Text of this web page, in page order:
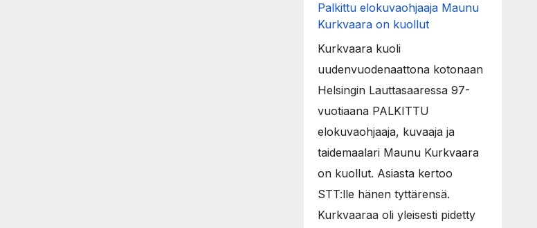
Palkittu elokuvaohjaaja Maunu
Kurkvaara on kuollut
Kurkvaara kuoli
uudenvuodenaattona kotonaan
Helsingin Lauttasaaressa 97-
vuotiaana PALKITTU
elokuvaohjaaja, kuvaaja ja
taidemaalari Maunu Kurkvaara
on kuollut. Asiasta kertoo
STT:lle hänen tyttärensä.
Kurkvaaraa oli yleisesti pidetty